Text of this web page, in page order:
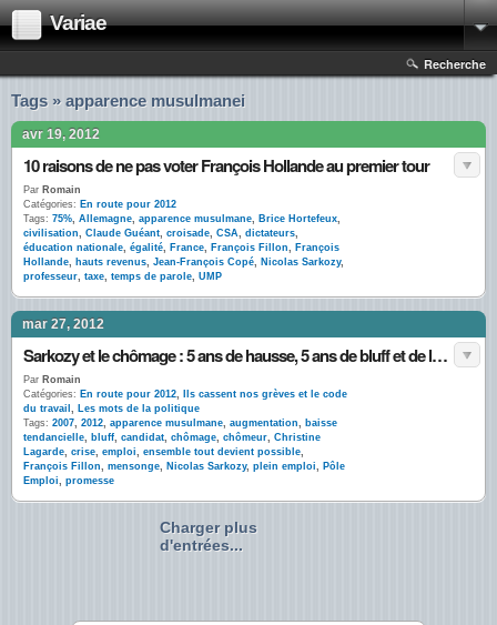
Variae
Recherche
Tags » apparence musulmanei
avr 19, 2012
10 raisons de ne pas voter François Hollande au premier tour
Par Romain
Catégories: En route pour 2012
Tags: 75%, Allemagne, apparence musulmane, Brice Hortefeux,
civilisation, Claude Guéant, croisade, CSA, dictateurs,
éducation nationale, égalité, France, François Fillon, François
Hollande, hauts revenus, Jean-François Copé, Nicolas Sarkozy,
professeur, taxe, temps de parole, UMP
mar 27, 2012
Sarkozy et le chômage : 5 ans de hausse, 5 ans de bluff et de langue de bois
Par Romain
Catégories: En route pour 2012,
Ils cassent nos grèves et le code
du travail , Les mots de la politique
Tags: 2007, 2012, apparence musulmane, augmentation, baisse
tendancielle, bluff, candidat, chômage, chômeur, Christine
Lagarde, crise, emploi, ensemble tout devient possible,
François Fillon, mensonge, Nicolas Sarkozy, plein emploi, Pôle
Emploi, promesse
Charger plus
d'entrées...